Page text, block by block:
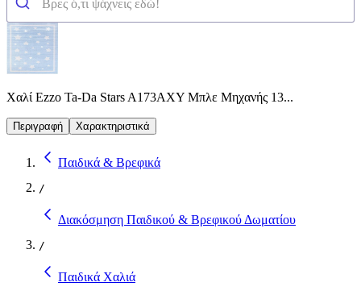
Χαλί Ezzo Ta-Da Stars A173AXY Μπλε Mηχανής 13...
Περιγραφή Χαρακτηριστικά
Παιδικά & Βρεφικά
/
Διακόσμηση Παιδικού & Βρεφικού Δωματίου
/
Παιδικά Χαλιά